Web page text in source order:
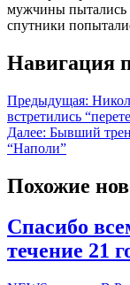
мужчины пытались
спутники
Навигация
Предыдущая:
встретились
Далее: Бывший
“Наполи”
Похожие
Спасибо
течение 21